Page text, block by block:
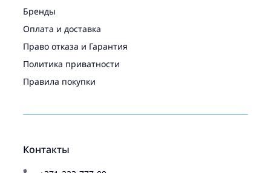
Контакты
Бренды
Оплата и доставка
Право отказа и Гарантия
Политика приватности
Правила покупки